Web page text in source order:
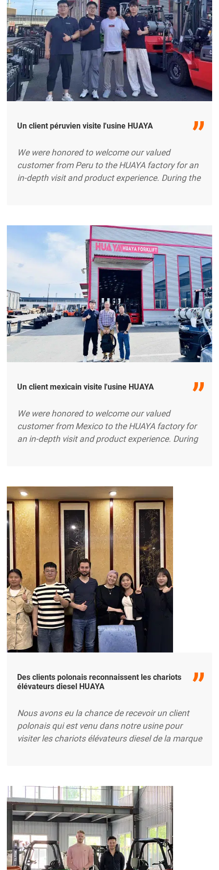
Un client péruvien visite l'usine HUAYA
We were honored to welcome our valued
customer from Peru to the HUAYA factory for an
in-depth visit and product experience. During the
understanding of HUAYA’s dedication to precision
manufacturing and product reliability. The
highlight of the excerpt …
Un client mexicain visite l'usine HUAYA
We were honored to welcome our valued
customer from Mexico to the HUAYA factory for
an in-depth visit and product experience. During
understanding of HUAYA’s commitment to
precision manufacturing and reliable
performance. The highlight of the excerpt …
Des clients polonais reconnaissent les chariots
élévateurs diesel HUAYA
Nous avons eu la chance de recevoir un client
polonais qui est venu dans notre usine pour
visiter les chariots élévateurs diesel de la marque
beaucoup nos chariots élévateurs diesel. Il pense
que les chariots élévateurs diesel HUAYA ont
atteint des niveaux de pointe en termes de
puissance, de stabilité et d'efficacité...